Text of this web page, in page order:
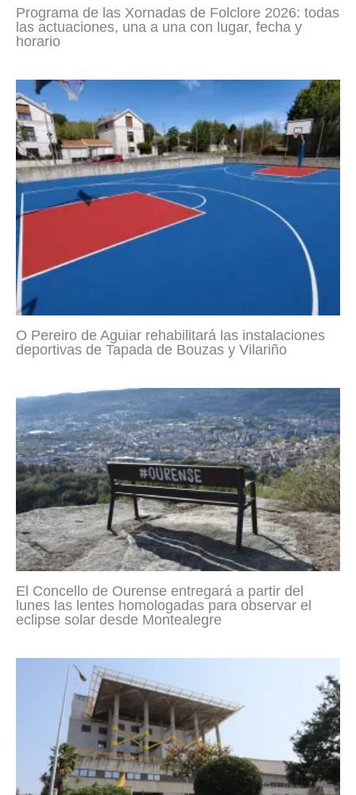
Programa de las Xornadas de Folclore 2026: todas
las actuaciones, una a una con lugar, fecha y
horario
O Pereiro de Aguiar rehabilitará las instalaciones
deportivas de Tapada de Bouzas y Vilariño
El Concello de Ourense entregará a partir del
lunes las lentes homologadas para observar el
eclipse solar desde Montealegre